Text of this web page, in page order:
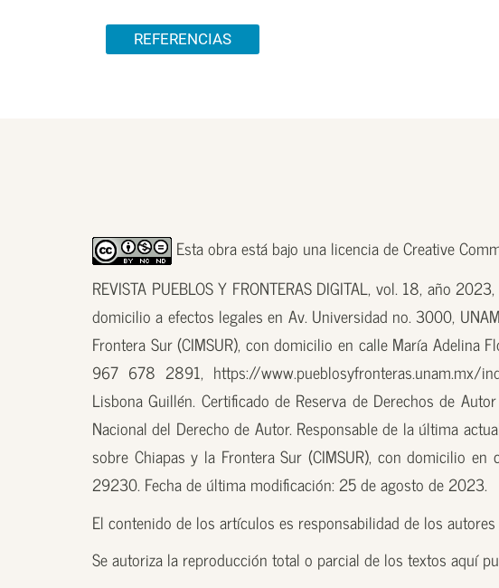
REFERENCIAS
Esta obra está bajo una licencia de Creative
REVISTA PUEBLOS Y FRONTERAS DIGITAL, vol. 18, año
domicilio a efectos legales en Av. Universidad no. 3000,
Frontera Sur (CIMSUR), con domicilio en calle María Adelina
967 678 2891, https://www.pueblosyfronteras.unam.mx/
Lisbona Guillén. Certificado de Reserva de Derechos de
Nacional del Derecho de Autor. Responsable de la última
sobre Chiapas y la Frontera Sur (CIMSUR), con domicilio
29230. Fecha de última modificación: 25 de agosto de 2023.
El contenido de los artículos es responsabilidad de los
Se autoriza la reproducción total o parcial de los textos aquí